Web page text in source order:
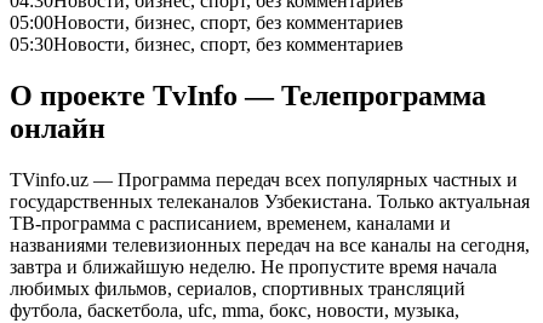
05:00Новости, бизнес, спорт, без комментариев
05:30Новости, бизнес, спорт, без комментариев
О проекте TvInfo — Телепрограмма
онлайн
TVinfo.uz — Программа передач всех популярных частных и
государственных телеканалов Узбекистана. Только актуальная
ТВ-программа с расписанием, временем, каналами и
названиями телевизионных передач на все каналы на сегодня,
завтра и ближайшую неделю. Не пропустите время начала
любимых фильмов, сериалов, спортивных трансляций
футбола, баскетбола, ufc, mma, бокс, новости, музыка,